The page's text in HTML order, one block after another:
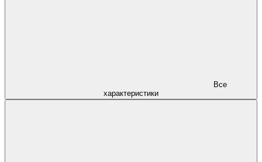
характеристики